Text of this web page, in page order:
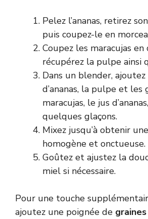
Pelez l’ananas, retirez
puis coupez-le en
Coupez les maracujas
récupérez la pulpe ainsi
Dans un blender,
d’ananas, la pulpe et les
maracujas, le jus
quelques glaçons.
Mixez jusqu’à obtenir
homogène et onctueuse.
Goûtez et ajustez la
miel si nécessaire.
Pour une touche
ajoutez une poignée de